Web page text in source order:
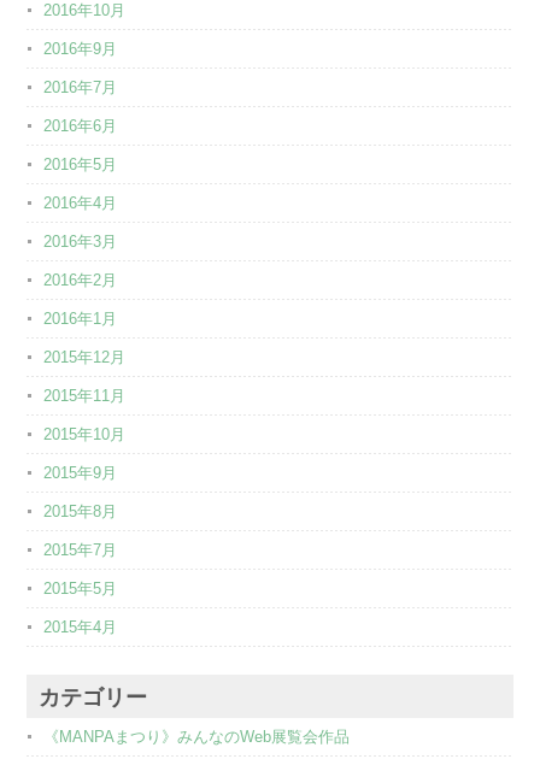
2016年10月
2016年9月
2016年7月
2016年6月
2016年5月
2016年4月
2016年3月
2016年2月
2016年1月
2015年12月
2015年11月
2015年10月
2015年9月
2015年8月
2015年7月
2015年5月
2015年4月
カテゴリー
《MANPAまつり》みんなのWeb展覧会作品